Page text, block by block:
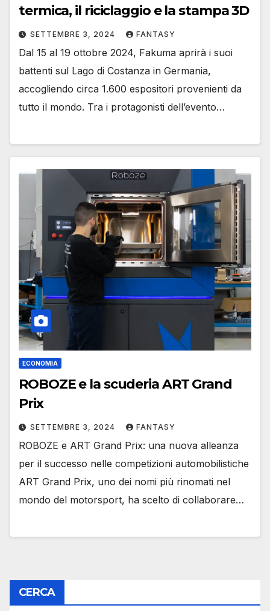
termica, il riciclaggio e la stampa 3D
SETTEMBRE 3, 2024 FANTASY
Dal 15 al 19 ottobre 2024, Fakuma aprirà i suoi
battenti sul Lago di Costanza in Germania,
accogliendo circa 1.600 espositori provenienti da
tutto il mondo. Tra i protagonisti dell’evento…
ECONOMIA
ROBOZE e la scuderia ART Grand
Prix
SETTEMBRE 3, 2024 FANTASY
ROBOZE e ART Grand Prix: una nuova alleanza
per il successo nelle competizioni automobilistiche
ART Grand Prix, uno dei nomi più rinomati nel
mondo del motorsport, ha scelto di collaborare…
CERCA